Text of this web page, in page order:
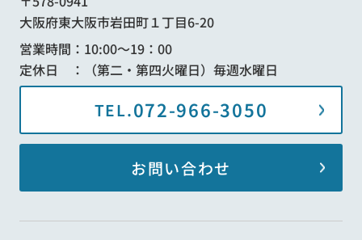
大阪府東大阪市岩田町１丁目6-20
営業時間：10:00～19：00
定休日 ：（第二・第四火曜日）毎週水曜日
TEL.072-966-3050
お問い合わせ